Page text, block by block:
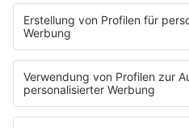
PODCASTS
Mit den Waffeln einer Frau
Frühstück bei Barbara
Brave & One
NotAufnahme
"Bewerbung und Karriere"